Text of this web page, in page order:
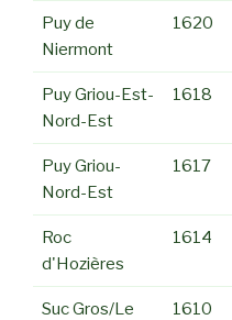
Puy de
Niermont
1620
Puy Griou-Est-
Nord-Est
1618
Puy Griou-
Nord-Est
1617
Roc
d'Hozières
1614
Suc Gros/Le
1610